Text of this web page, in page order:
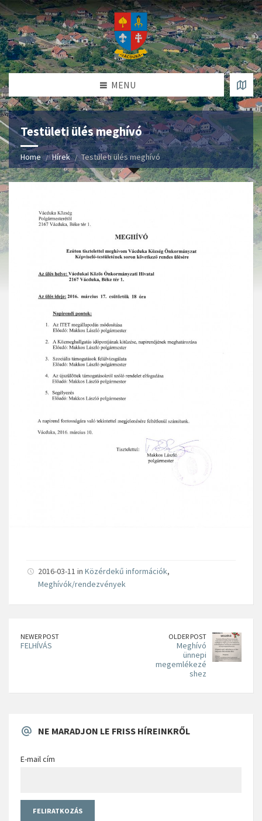
MENU
Testületi ülés meghívó
Home Hírek Testületi ülés meghívó
2016-03-11 in Közérdekű információk,
Meghívók/rendezvények
NEWER POST
FELHÍVÁS
OLDER POST
Meghívó
ünnepi
megemlékezé
shez
NE MARADJON LE FRISS HÍREINKRŐL
E-mail cím